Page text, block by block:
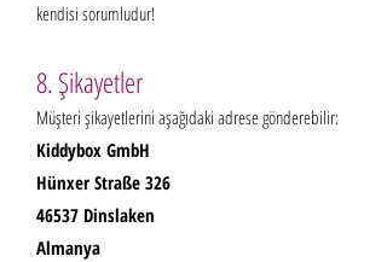
kendisi sorumludur!
8. Şikayetler
Müşteri şikayetlerini aşağıdaki adrese gönderebilir:
Kiddybox GmbH
Hünxer Straße 326
46537 Dinslaken
Almanya